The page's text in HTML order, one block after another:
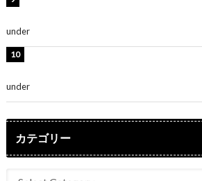
under
under
カテゴリー